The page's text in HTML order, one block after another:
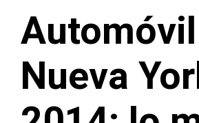
Nueva